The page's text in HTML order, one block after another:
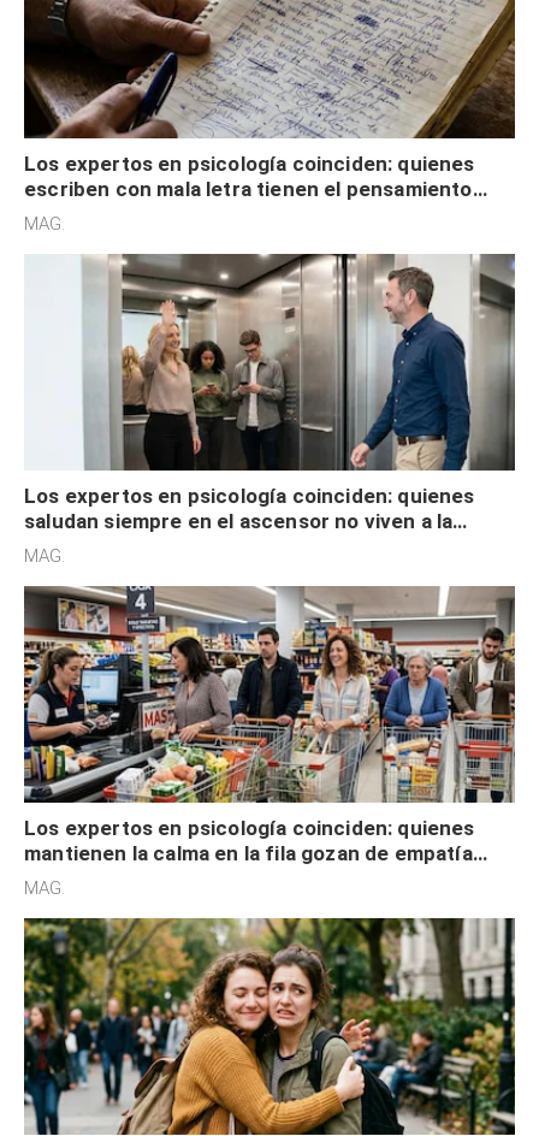
Los expertos en psicología coinciden: quienes
escriben con mala letra tienen el pensamiento
acelerado y no lo hacen por desinterés
MAG.
Los expertos en psicología coinciden: quienes
saludan siempre en el ascensor no viven a la
defensiva y tienen apertura social
MAG.
Los expertos en psicología coinciden: quienes
mantienen la calma en la fila gozan de empatía
cognitiva, gratitud y no solo tienen autocontrol
MAG.